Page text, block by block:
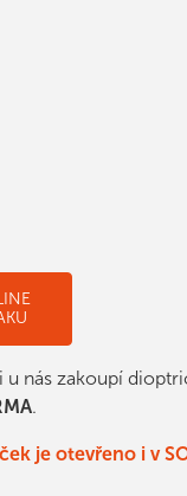
u nás zakoupí
.
je otevřeno i v